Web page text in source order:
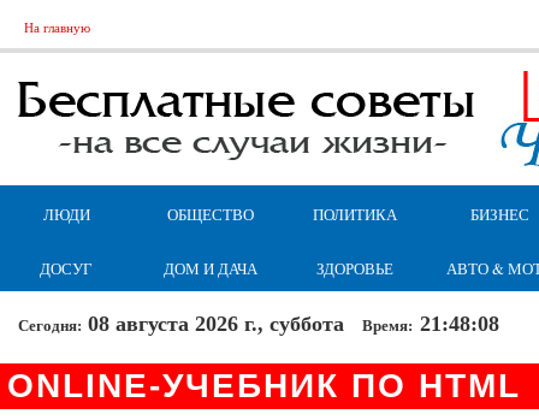
На главную
ЛЮДИ ОБЩЕСТВО ПОЛИТИКА БИЗНЕС
ДОСУГ ДОМ И ДАЧА ЗДОРОВЬЕ АВТО &
Сегодня: 08 августа 2026 г., суббота Время: 21:48:09
ONLINE-УЧЕБНИК ПО HTML